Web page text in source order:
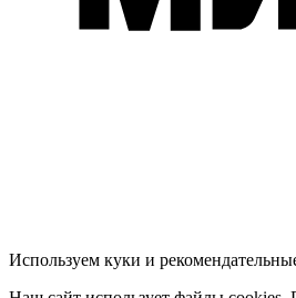
Используем куки и